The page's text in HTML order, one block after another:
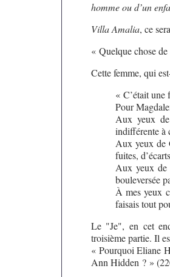
homme ou d’un
Villa Amalia, ce
« Quelque chose
Cette femme, qui
« C’était une
Pour
Aux yeux
indifférente à
Aux yeux de
fuites,
Aux yeux de
bouleversée
À mes yeux
faisais tout
Le "Je", en cet
troisième partie. Il
« Pourquoi Eliane
Ann Hidden ? »